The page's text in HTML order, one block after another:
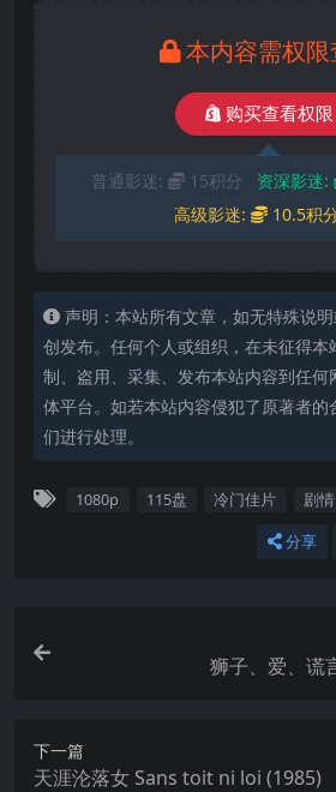
本内容需权
购买查看权限
普通影迷: 15积分 资深影迷:
高级影迷: 10.5积
声明：本站所有文章，如无特殊说
创发布。任何个人或组织，在未征得本
制、盗用、采集、发布本站内容到任何
体平台。如若本站内容侵犯了原著者的
们进行处理。
1080p 115盘 冷门佳片 剧情
分享
狮子、爱、谎
下一篇
天涯沦落女 Sans toit ni loi (1985)